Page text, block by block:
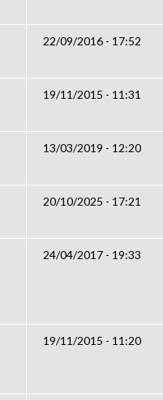
22/09/2016 - 17:52
19/11/2015 - 11:31
13/03/2019 - 12:20
20/10/2025 - 17:21
24/04/2017 - 19:33
19/11/2015 - 11:20